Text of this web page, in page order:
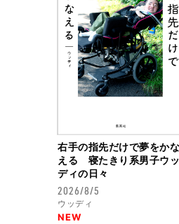
右手の指先だけで夢をかな
える 寝たきり系男子ウッ
ディの日々
2026/8/5
ウッディ
NEW